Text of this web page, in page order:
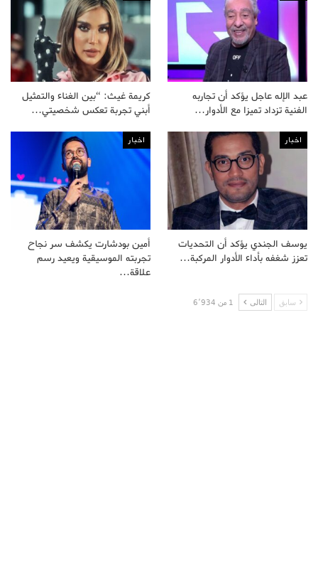
عبد الإله عاجل يؤكد أن تجاربه
الفنية تزداد تميزا مع الأدوار…
كريمة غيث: “بين الغناء والتمثيل
أبني تجربة تعكس شخصيتي…
اخبار
يوسف الجندي يؤكد أن التحديات
تعزز شغفه بأداء الأدوار المركبة…
اخبار
أمين بودشارت يكشف سر نجاح
تجربته الموسيقية ويعيد رسم
علاقة…
سابق التالى 1 من 6٬934